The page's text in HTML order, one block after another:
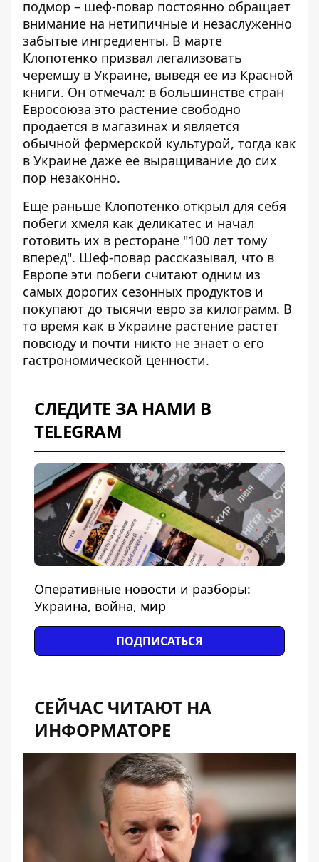
подмор – шеф-повар постоянно обращает
внимание на нетипичные и незаслуженно
забытые ингредиенты. В марте
Клопотенко призвал легализовать
черемшу в Украине, выведя ее из Красной
книги. Он отмечал: в большинстве стран
Евросоюза это растение свободно
продается в магазинах и является
обычной фермерской культурой, тогда как
в Украине даже ее выращивание до сих
пор незаконно.
Еще раньше Клопотенко открыл для себя
побеги хмеля как деликатес и начал
готовить их в ресторане "100 лет тому
вперед". Шеф-повар рассказывал, что в
Европе эти побеги считают одним из
самых дорогих сезонных продуктов и
покупают до тысячи евро за килограмм. В
то время как в Украине растение растет
повсюду и почти никто не знает о его
гастрономической ценности.
СЛЕДИТЕ ЗА НАМИ В
TELEGRAM
Оперативные новости и разборы:
Украина, война, мир
ПОДПИСАТЬСЯ
СЕЙЧАС ЧИТАЮТ НА
ИНФОРМАТОРЕ